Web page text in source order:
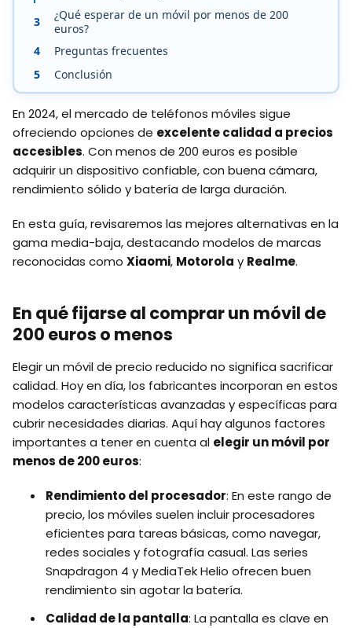
3
¿Qué esperar de un móvil por menos de 200
euros?
4
Preguntas frecuentes
5
Conclusión
En 2024, el mercado de teléfonos móviles sigue
ofreciendo opciones de excelente calidad a precios
accesibles. Con menos de 200 euros es posible
adquirir un dispositivo confiable, con buena cámara,
rendimiento sólido y batería de larga duración.
En esta guía, revisaremos las mejores alternativas en la
gama media-baja, destacando modelos de marcas
reconocidas como Xiaomi, Motorola y Realme.
En qué fijarse al comprar un móvil de
200 euros o menos
Elegir un móvil de precio reducido no significa sacrificar
calidad. Hoy en día, los fabricantes incorporan en estos
modelos características avanzadas y específicas para
cubrir necesidades diarias. Aquí hay algunos factores
importantes a tener en cuenta al elegir un móvil por
menos de 200 euros:
Rendimiento del procesador: En este rango de
precio, los móviles suelen incluir procesadores
eficientes para tareas básicas, como navegar,
redes sociales y fotografía casual. Las series
Snapdragon 4 y MediaTek Helio ofrecen buen
rendimiento sin agotar la batería.
Calidad de la pantalla: La pantalla es clave en